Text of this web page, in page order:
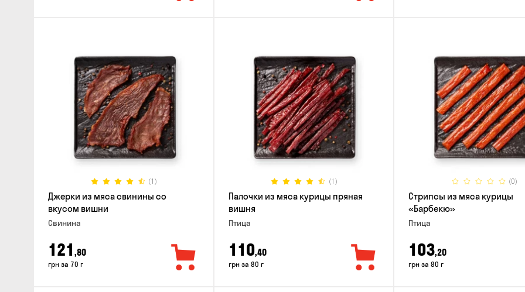
(1)
Джерки из мяса свинины со
вкусом вишни
Свинина
121 ,80
грн за 70 г
(1)
Палочки из мяса курицы пряная
вишня
Птица
110,40
грн за 80 г
(0)
Стрипсы из мяса курицы
«Барбекю»
Птица
103,20
грн за 80 г